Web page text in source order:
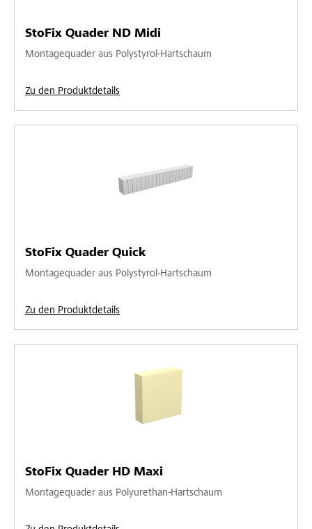
StoFix Quader ND Midi
Montagequader aus Polystyrol-Hartschaum
Zu den Produktdetails
StoFix Quader Quick
Montagequader aus Polystyrol-Hartschaum
Zu den Produktdetails
StoFix Quader HD Maxi
Montagequader aus Polyurethan-Hartschaum